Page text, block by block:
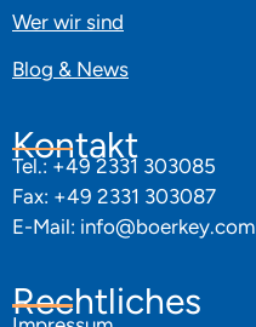
Wer wir sind
Blog & News
Kontakt
Tel.: +49 2331 303085
Fax: +49 2331 303087
E-Mail: info@boerkey.com
Rechtliches